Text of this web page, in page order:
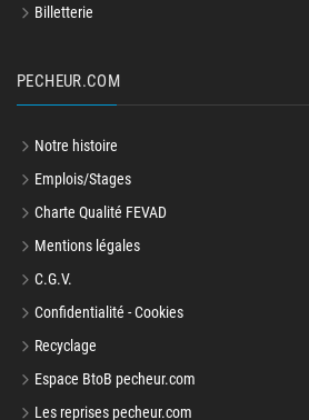
Billetterie
PECHEUR.COM
Notre histoire
Emplois/Stages
Charte Qualité FEVAD
Mentions légales
C.G.V.
Confidentialité - Cookies
Recyclage
Espace BtoB pecheur.com
Les reprises pecheur.com